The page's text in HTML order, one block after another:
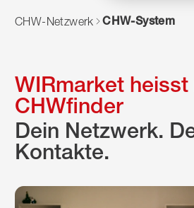
CHW-Netzwerk CHW-System
WIRmarket heisst
CHWfinder
Dein Netzwerk.
Kontakte.